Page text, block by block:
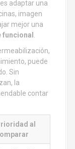
adaptar una
imagen
mejor una
.
puede
Sin
la
contar
al